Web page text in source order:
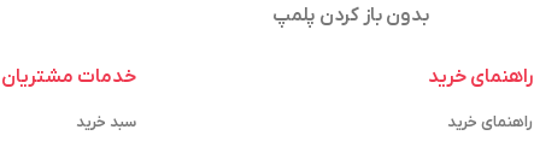
بدون باز کردن پلمپ
راهنمای خرید
راهنمای خرید
خدمات مشتریان
سبد خرید